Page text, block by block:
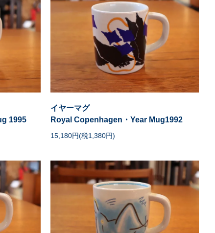
1995
イヤーマグ
Royal Copenhagen・Year Mug1992
15,180円(税1,380円)